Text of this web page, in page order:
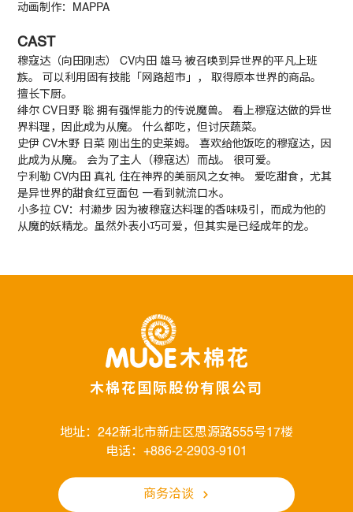
动画制作： MAPPA
CAST
穆寇达（向田刚志） CV内田 雄马 被召唤到异世界的平凡上班
族。
可以利用固有技能「网路超市」， 取得原本世界的商品。
擅长下厨。
绯尔 CV日野 聡 拥有强悍能力的传说魔兽。
看上穆寇达做的异世
界料理，因此成为从魔。
什么都吃，但讨厌蔬菜。
史伊 CV木野 日菜 刚出生的史莱姆。
喜欢给他饭吃的穆寇达，因
此成为从魔。
会为了主人（穆寇达）而战。
很可爱。
宁利勒 CV内田 真礼 住在神界的美丽风之女神。
爱吃甜食，尤其
是异世界的甜食红豆面包 一看到就流口水。
小多拉 CV：村濑步 因为被穆寇达料理的香味吸引，而成为他的
从魔的妖精龙。 虽然外表小巧可爱，但其实是已经成年的龙。
木棉花国际股份有限公司
地址：242新北市新庄区思源路555号17楼
电话：+886-2-2903-9101
商务洽谈